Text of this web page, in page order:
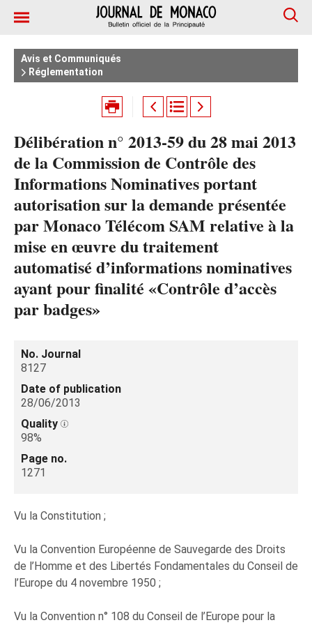
Avis et Communiqués
Réglementation
Délibération n° 2013-59 du 28 mai 2013
de la Commission de Contrôle des
Informations Nominatives portant
autorisation sur la demande présentée
par Monaco Télécom SAM relative à la
mise en œuvre du traitement
automatisé d’informations nominatives
ayant pour finalité «Contrôle d’accès
par badges»
No. Journal
8127
Date of publication
28/06/2013
Quality
98%
Page no.
1271
Vu la Constitution ;
Vu la Convention Européenne de Sauvegarde des Droits
de l’Homme et des Libertés Fondamentales du Conseil de
l’Europe du 4 novembre 1950 ;
Vu la Convention n° 108 du Conseil de l’Europe pour la